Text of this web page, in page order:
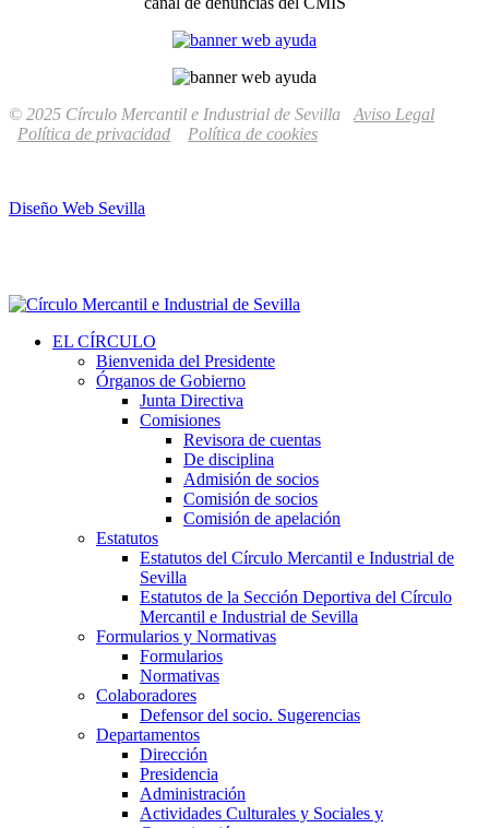
© 2025 Círculo Mercantil e Industrial de Sevilla Aviso Legal
Política de privacidad
Política de cookies
Diseño Web Sevilla
EL CÍRCULO
Bienvenida del Presidente
Órganos de Gobierno
Junta Directiva
Comisiones
Revisora de cuentas
De disciplina
Admisión de socios
Comisión de socios
Comisión de apelación
Estatutos
Estatutos del Círculo Mercantil e Industrial de
Sevilla
Estatutos de la Sección Deportiva del Círculo
Mercantil e Industrial de Sevilla
Formularios y Normativas
Formularios
Normativas
Colaboradores
Defensor del socio. Sugerencias
Departamentos
Dirección
Presidencia
Administración
Actividades Culturales y Sociales y